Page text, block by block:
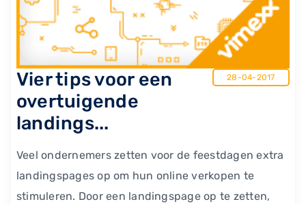
Vier tips voor een
overtuigende
landings...
28-04-2017
Veel ondernemers zetten voor de feestdagen extra
landingspages op om hun online verkopen te
stimuleren. Door een landingspage op te zetten,